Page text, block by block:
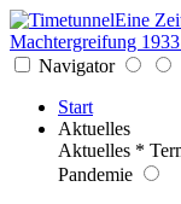
Eine
Machtergreifung
Navigator
Start
Aktuelles
Aktuelles *
Pandemie